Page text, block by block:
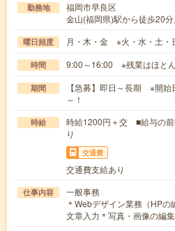
勤務地
福岡市早良区
金山(福岡県)駅から徒歩20
曜日頻度 月・木・金 ※火・水・土・
時間 9:00～16:00 ※残業はほとん
期間
【急募】即日～長期 ※開
～！
時給
時給1200円＋交 ■給与の前
り
交通費
交通費支給あり
仕事内容
一般事務
＊Webデザイン業務（HP
文章入力＊写真・画像の編